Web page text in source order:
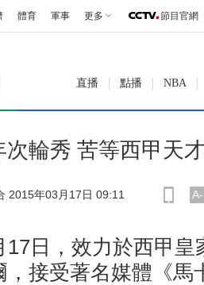
體育 軍事 更多 節目官網
直播 點播 NBA
次輪秀 苦等西甲天
2015年03月17日 09:11 A-
日，效力於西甲皇
接受著名媒體《馬